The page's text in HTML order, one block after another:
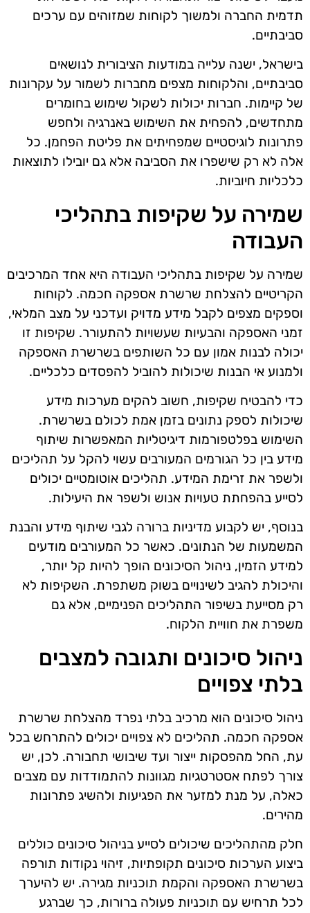
תדמית החברה ולמשוך לקוחות שמזוהים עם ערכים
סביבתיים.
בישראל, ישנה עלייה במודעות הציבורית לנושאים
סביבתיים, והלקוחות מצפים מחברות לשמור על עקרונות
של קיימות. חברות יכולות לשקול שימוש בחומרים
מתחדשים, להפחית את השימוש באנרגיה ולחפש
פתרונות לוגיסטיים שמפחיתים את פליטת הפחמן. כל
אלה לא רק שישפרו את הסביבה אלא גם יובילו לתוצאות
כלכליות חיוביות.
שמירה על שקיפות בתהליכי
העבודה
שמירה על שקיפות בתהליכי העבודה היא אחד המרכיבים
הקריטיים להצלחת שרשרת אספקה חכמה. לקוחות
וספקים מצפים לקבל מידע מדויק ועדכני על מצב המלאי,
זמני האספקה והבעיות שעשויות להתעורר. שקיפות זו
יכולה לבנות אמון עם כל השותפים בשרשרת האספקה
ולמנוע אי הבנות שיכולות להוביל להפסדים כלכליים.
כדי להבטיח שקיפות, חשוב להקים מערכות מידע
שיכולות לספק נתונים בזמן אמת לכולם בשרשרת.
השימוש בפלטפורמות דיגיטליות המאפשרות שיתוף
מידע בין כל הגורמים המעורבים עשוי להקל על תהליכים
ולשפר את זרימת המידע. תהליכים אוטומטיים יכולים
לסייע בהפחתת טעויות אנוש ולשפר את היעילות.
בנוסף, יש לקבוע מדיניות ברורה לגבי שיתוף מידע והבנת
המשמעות של הנתונים. כאשר כל המעורבים מודעים
למידע הזמין, ניהול הסיכונים הופך להיות קל יותר,
והיכולת להגיב לשינויים בשוק משתפרת. השקיפות לא
רק מסייעת בשיפור התהליכים הפנימיים, אלא גם
משפרת את חוויית הלקוח.
ניהול סיכונים ותגובה למצבים
בלתי צפויים
ניהול סיכונים הוא מרכיב בלתי נפרד מהצלחת שרשרת
אספקה חכמה. תהליכים לא צפויים יכולים להתרחש בכל
עת, החל מהפסקות ייצור ועד שיבושי תחבורה. לכן, יש
צורך לפתח אסטרטגיות מגוונות להתמודדות עם מצבים
כאלה, על מנת למזער את הפגיעות ולהשיג פתרונות
מהירים.
חלק מהתהליכים שיכולים לסייע בניהול סיכונים כוללים
ביצוע הערכות סיכונים תקופתיות, זיהוי נקודות תורפה
בשרשרת האספקה והקמת תוכניות מגירה. יש להיערך
לכל תרחיש עם תוכניות פעולה ברורות, כך שברגע